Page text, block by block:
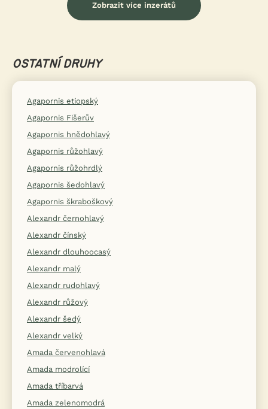
Zobrazit více inzerátů
OSTATNÍ DRUHY
Agapornis etiopský
Agapornis Fišerův
Agapornis hnědohlavý
Agapornis růžohlavý
Agapornis růžohrdlý
Agapornis šedohlavý
Agapornis škraboškový
Alexandr černohlavý
Alexandr čínský
Alexandr dlouhoocasý
Alexandr malý
Alexandr rudohlavý
Alexandr růžový
Alexandr šedý
Alexandr velký
Amada červenohlavá
Amada modrolící
Amada tříbarvá
Amada zelenomodrá